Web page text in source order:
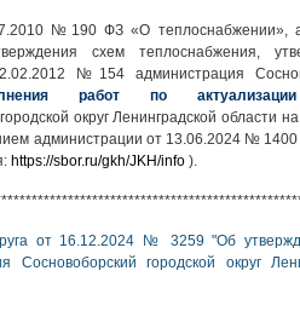
№190 ФЗ «О теплоснабжении»,
схем теплоснабжения,
№154 администрация
работ по
округ Ленинградской области
администрации от 13.06.2024 №
https://sbor.ru/gkh/JKH/info ).
от 16.12.2024 № 3259 "Об
городской округ